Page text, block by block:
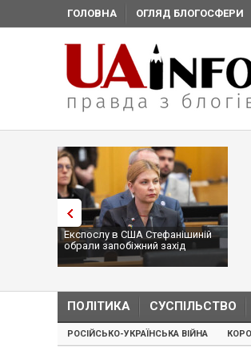
ГОЛОВНА ОГЛЯД БЛОГОСФЕРИ
Експослу в США Стефанішиній
обрали запобіжний захід
ПОЛІТИКА СУСПІЛЬСТВО
РОСІЙСЬКО-УКРАЇНСЬКА ВІЙНА